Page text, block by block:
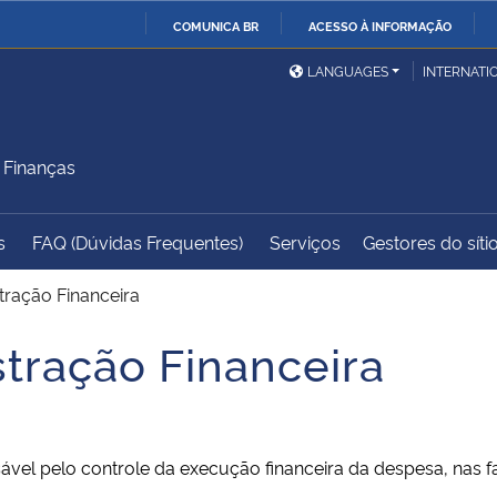
COMUNICA BR ACESSO À INFORMAÇÃO
Ministério da Defesa
Ministério das Relações
Exteriores
Ministério do
Desenvolvimento Regional
Controladoria-Geral da
Advocacia-Geral da União Banco Central do Brasil
LANGUAGES
FAQ (Dúvidas Frequentes) Serviços Gestores do sítio
Financeira
Financeira
pelo controle da execução financeira da despesa, nas